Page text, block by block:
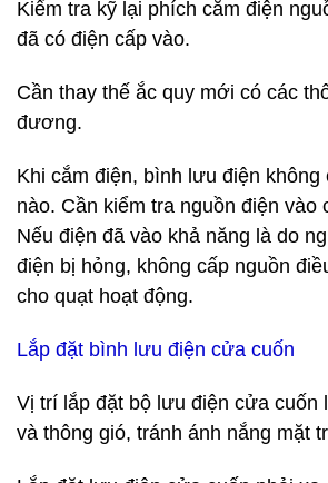
Kiểm tra kỹ lại phích cắm điện
đã có điện cấp vào.
Cần thay thế ắc quy mới có các
đương.
Khi cắm điện, bình lưu điện
nào. Cần kiểm tra nguồn điện vào
Nếu điện đã vào khả năng là do
điện bị hỏng, không cấp nguồn
cho quạt hoạt động.
Lắp đặt bình lưu điện cửa cuốn
Vị trí lắp đặt bộ lưu điện cửa cuốn
và thông gió, tránh ánh nắng mặt